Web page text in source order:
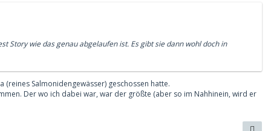
Story wie das genau abgelaufen ist. Es gibt sie dann wohl doch in
(reines Salmonidengewässer) geschossen hatte.
Der wo ich dabei war, war der größte (aber so im Nahhinein, wird er